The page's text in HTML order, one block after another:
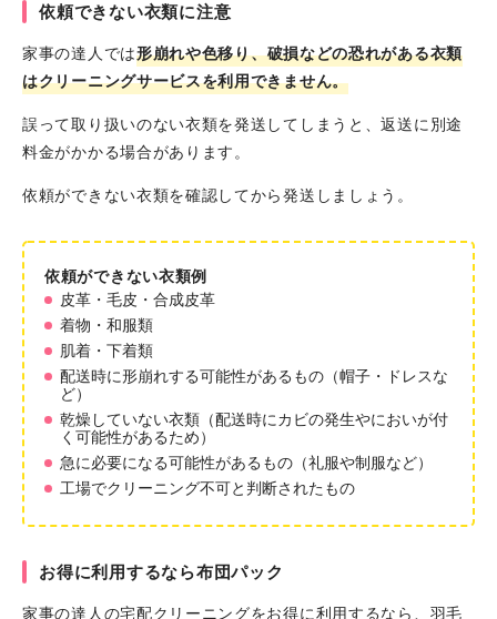
依頼できない衣類に注意
家事の達人では形崩れや色移り、破損などの恐れがある衣類
はクリーニングサービスを利用できません。
誤って取り扱いのない衣類を発送してしまうと、返送に別途
料金がかかる場合があります。
依頼ができない衣類を確認してから発送しましょう。
依頼ができない衣類例
皮革・毛皮・合成皮革
着物・和服類
肌着・下着類
配送時に形崩れする可能性があるもの（帽子・ドレスな
ど）
乾燥していない衣類（配送時にカビの発生やにおいが付
く可能性があるため）
急に必要になる可能性があるもの（礼服や制服など）
工場でクリーニング不可と判断されたもの
お得に利用するなら布団パック
家事の達人の宅配クリーニングをお得に利用するなら、羽毛